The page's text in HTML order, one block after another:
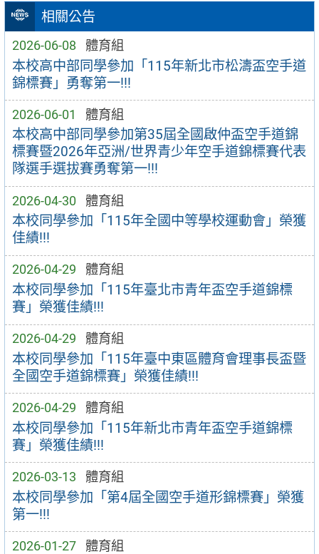
相關公告
2026-06-08 體育組
本校高中部同學參加「115年新北市松濤盃空⼿道
錦標賽」勇奪第一!!!
2026-06-01 體育組
本校高中部同學參加第35屆全國啟仲盃空⼿道錦
標賽暨2026年亞洲/世界青少年空⼿道錦標賽代表
隊選⼿選拔賽勇奪第一!!!
2026-04-30 體育組
本校同學參加「115年全國中等學校運動會」榮獲
佳績!!!
2026-04-29 體育組
本校同學參加「115年臺北市青年盃空⼿道錦標
賽」榮獲佳績!!!
2026-04-29 體育組
本校同學參加「115年臺中東區體育會理事⾧盃暨
全國空⼿道錦標賽」榮獲佳績!!!
2026-04-29 體育組
本校同學參加「115年新北市青年盃空⼿道錦標
賽」榮獲佳績!!!
2026-03-13 體育組
本校同學參加「第4屆全國空手道形錦標賽」榮獲
第一!!!
2026-01-27 體育組